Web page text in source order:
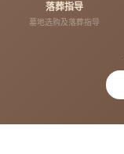
落葬指导
墓地选购及落葬指导